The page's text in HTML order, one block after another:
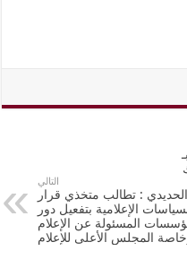
التالي
: تطالب متخذي قرار
الإعلامية بتفعيل دور
المسئولة عن الإعلام
المجلس الأعلى للإعلام